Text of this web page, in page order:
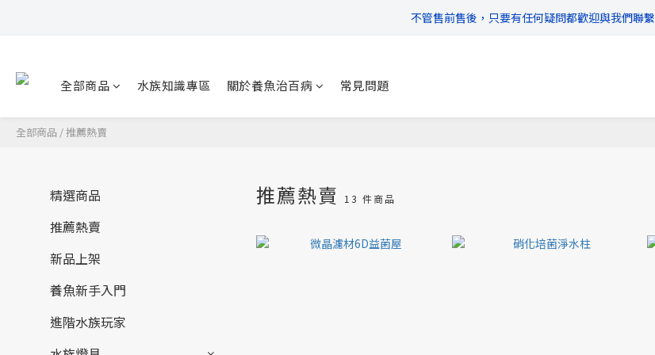
\ 超商滿$399免運!宅配滿$666免運 /
不管售前售後，只要有任何疑問都歡迎與我們聯繫
全部商品 水族知識專區 關於養魚治百病 常見問題
全部商品 /推薦熱賣
精選商品
推薦熱賣
新品上架
養魚新手入門
進階水族玩家
推薦熱賣 13 件商品